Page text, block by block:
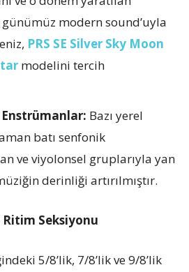
modern sound’uyla
PRS SE Silver Sky Moon
modelini tercih
Bazı yerel
batı senfonik
ve viyolonsel gruplarıyla yan
derinliği artırılmıştır.
Ritim Seksiyonu
5/8’lik, 7/8’lik ve 9/8’lik